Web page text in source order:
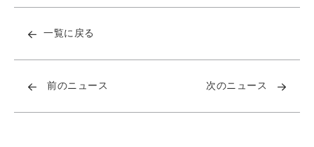
一覧に戻る
前のニュース 次のニュース